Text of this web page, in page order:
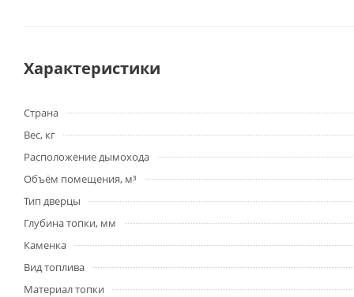
Характеристики
Страна
Вес, кг
Расположение дымохода
Объём помещения, м³
Тип дверцы
Глубина топки, мм
Каменка
Вид топлива
Материал топки